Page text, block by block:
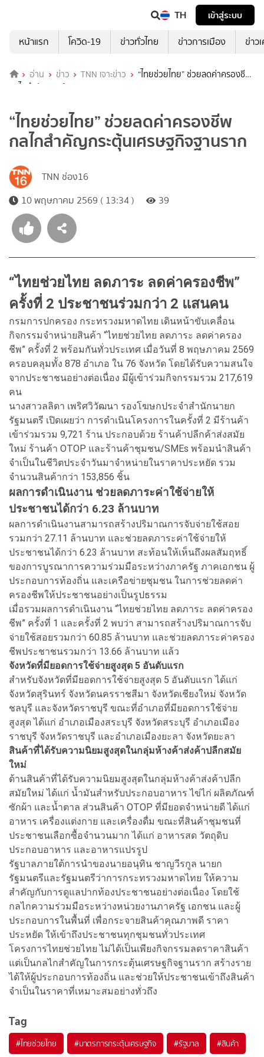
TH
เข้าสู่ระบบ
หน้าแรก
โควิด-19 ข่าวทั่วไทย ข่าวการเมือง ข่าว
อ่าน ข่าว TNN เจาะข่าว
“ไทยช่วยไทย” ช่วยลดค่าครองชีพ
กลไกสำคัญกระตุ้นเศรษฐกิจฐานราก
“ไทยช่วยไทย” ช่วยลดค่าครองชีพ
กลไกสำคัญกระตุ้นเศรษฐกิจฐานราก
TNN ช่อง16
10 พฤษภาคม 2569 ( 13:34 )
39
“ไทยช่วยไทย ลดภาระ ลดค่าครองชีพ”
ครั้งที่ 2 ประชาชนร่วมกว่า 2 แสนคน
กรมการปกครอง กระทรวงมหาดไทย เดินหน้าขับเคลื่อน
กิจกรรมจำหน่ายสินค้า “ไทยช่วยไทย ลดภาระ ลดค่าครอง
ชีพ” ครั้งที่ 2 พร้อมกันทั่วประเทศ เมื่อวันที่ 8 พฤษภาคม 2569
ครอบคลุมทั้ง 878 อำเภอ ใน 76 จังหวัด โดยได้รับความสนใจ
จากประชาชนอย่างต่อเนื่อง มีผู้เข้าร่วมกิจกรรมรวม 217,619
คน
นางสาวลลิดา เพริศวิวัฒนา รองโฆษกประจำสำนักนายก
รัฐมนตรี เปิดเผยว่า การดำเนินโครงการในครั้งที่ 2 มีร้านค้า
เข้าร่วมรวม 9,721 ร้าน ประกอบด้วย ร้านค้าปลีกค้าส่งสมัย
ใหม่ ร้านค้า OTOP และร้านค้าชุมชน/SMEs พร้อมนำสินค้า
จำเป็นในชีวิตประจำวันมาจำหน่ายในราคาประหยัด รวม
จำนวนสินค้ากว่า 153,856 ชิ้น
ผลการดำเนินงาน ช่วยลดภาระค่าใช้จ่ายให้
ประชาชนได้กว่า 6.23 ล้านบาท
ผลการดำเนินงานสามารถสร้างปริมาณการจับจ่ายใช้สอย
รวมกว่า 27.11 ล้านบาท และช่วยลดภาระค่าใช้จ่ายให้
ประชาชนได้กว่า 6.23 ล้านบาท สะท้อนให้เห็นถึงผลสัมฤทธิ์
ของการบูรณาการความร่วมมือระหว่างภาครัฐ ภาคเอกชน ผู้
ประกอบการท้องถิ่น และเครือข่ายชุมชน ในการช่วยลดค่า
ครองชีพให้ประชาชนอย่างเป็นรูปธรรม
เมื่อรวมผลการดำเนินงาน “ไทยช่วยไทย ลดภาระ ลดค่าครอง
ชีพ” ครั้งที่ 1 และครั้งที่ 2 พบว่า สามารถสร้างปริมาณการจับ
จ่ายใช้สอยรวมกว่า 60.85 ล้านบาท และช่วยลดภาระค่าครอง
ชีพประชาชนรวมกว่า 13.66 ล้านบาท แล้ว
จังหวัดที่มียอดการใช้จ่ายสูงสุด 5 อันดับแรก
สำหรับจังหวัดที่มียอดการใช้จ่ายสูงสุด 5 อันดับแรก ได้แก่
จังหวัดสุรินทร์ จังหวัดนครราชสีมา จังหวัดเชียงใหม่ จังหวัด
ชลบุรี และจังหวัดราชบุรี ขณะที่อำเภอที่มียอดการใช้จ่าย
สูงสุด ได้แก่ อำเภอเมืองสระบุรี จังหวัดสระบุรี อำเภอเมือง
ราชบุรี จังหวัดราชบุรี และอำเภอเมืองยะลา จังหวัดยะลา
สินค้าที่ได้รับความนิยมสูงสุดในกลุ่มห้างค้าส่งค้าปลีกสมัย
ใหม่
ด้านสินค้าที่ได้รับความนิยมสูงสุดในกลุ่มห้างค้าส่งค้าปลีก
สมัยใหม่ ได้แก่ น้ำมันสำหรับประกอบอาหาร ไข่ไก่ ผลิตภัณฑ์
ซักผ้า และน้ำตาล ส่วนสินค้า OTOP ที่มียอดจำหน่ายดี ได้แก่
อาหาร เครื่องแต่งกาย และเครื่องดื่ม ขณะที่สินค้าชุมชนที่
ประชาชนเลือกซื้อจำนวนมาก ได้แก่ อาหารสด วัตถุดิบ
ประกอบอาหาร และอาหารแปรรูป
รัฐบาลภายใต้การนำของนายอนุทิน ชาญวีรกูล นายก
รัฐมนตรีและรัฐมนตรีว่าการกระทรวงมหาดไทย ให้ความ
สำคัญกับการดูแลปากท้องประชาชนอย่างต่อเนื่อง โดยใช้
กลไกความร่วมมือระหว่างหน่วยงานภาครัฐ เอกชน และผู้
ประกอบการในพื้นที่ เพื่อกระจายสินค้าคุณภาพดี ราคา
ประหยัด ให้เข้าถึงประชาชนทุกชุมชนทั่วประเทศ
โครงการไทยช่วยไทย ไม่ได้เป็นเพียงกิจกรรมลดราคาสินค้า
แต่เป็นกลไกสำคัญในการกระตุ้นเศรษฐกิจฐานราก สร้างราย
ได้ให้ผู้ประกอบการท้องถิ่น และช่วยให้ประชาชนเข้าถึงสินค้า
จำเป็นในราคาที่เหมาะสมอย่างทั่วถึง
Tag
#ไทยช่วยไทย #มาตรการกระตุ้นเศรษฐกิจ #รัฐบาล #สินค้า